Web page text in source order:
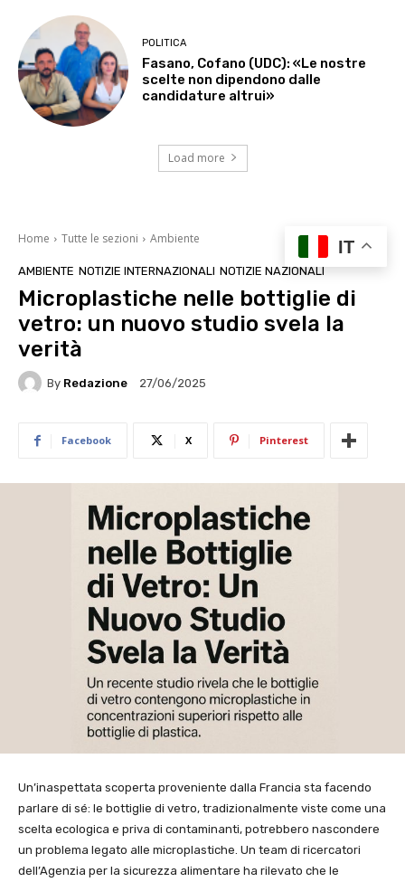
POLITICA
Fasano, Cofano (UDC): «Le nostre
scelte non dipendono dalle
candidature altrui»
Load more